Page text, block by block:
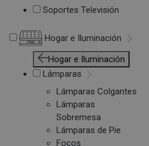
Soportes Televisión
Hogar e Iluminación
Hogar e Iluminación
Lámparas
Lámparas Colgantes
Lámparas
Sobremesa
Lámparas de Pie
Focos